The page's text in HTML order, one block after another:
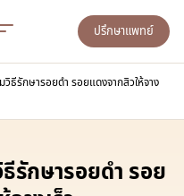
ปรึกษาแพทย์
ธีรักษารอยดำ รอยแดงจากสิวให้จาง
รักษารอยดำ รอย